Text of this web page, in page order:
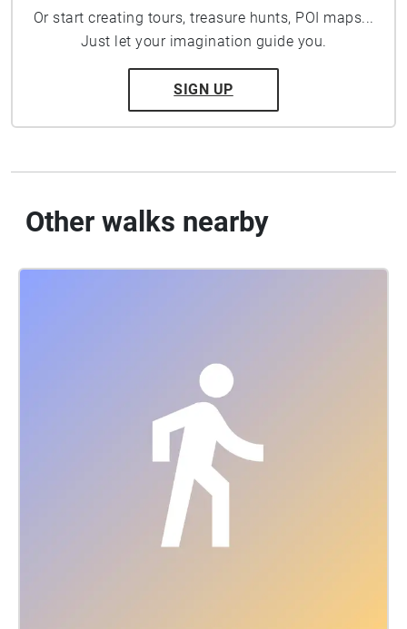
Or start creating tours, treasure hunts, POI maps...
Just let your imagination guide you.
SIGN UP
Other walks nearby